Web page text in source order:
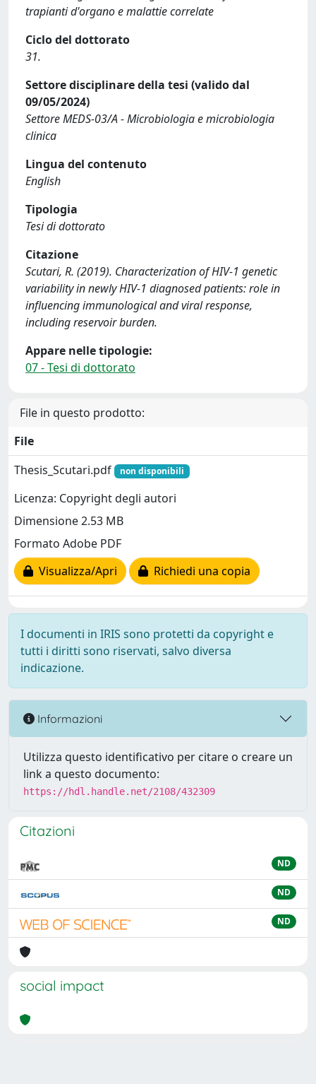
trapianti d'organo e malattie correlate
Ciclo del dottorato
31.
Settore disciplinare della tesi (valido dal
09/05/2024)
Settore MEDS-03/A - Microbiologia e microbiologia
clinica
Lingua del contenuto
English
Tipologia
Tesi di dottorato
Citazione
Scutari, R. (2019). Characterization of HIV-1 genetic
variability in newly HIV-1 diagnosed patients: role in
influencing immunological and viral response,
including reservoir burden.
Appare nelle tipologie:
07 - Tesi di dottorato
File in questo prodotto:
File
Thesis_Scutari.pdf
non disponibili
Licenza: Copyright degli autori
Dimensione 2.53 MB
Formato Adobe PDF
Visualizza/Apri
Richiedi una copia
I documenti in IRIS sono protetti da copyright e
tutti i diritti sono riservati, salvo diversa
indicazione.
Informazioni
Utilizza questo identificativo per citare o creare un
link a questo documento:
https://hdl.handle.net/2108/432309
Citazioni
ND
ND
ND
social impact